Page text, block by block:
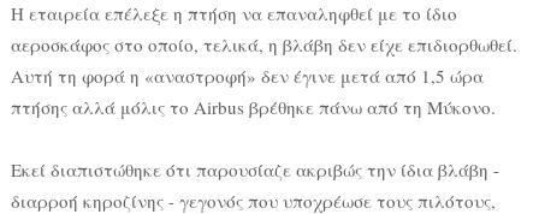
Η εταιρεία επέλεξε η πτήση να επαναληφθεί με το ίδιο
αεροσκάφος στο οποίο, τελικά, η βλάβη δεν είχε επιδιορθωθεί.
Αυτή τη φορά η «αναστροφή» δεν έγινε μετά από 1,5 ώρα
πτήσης αλλά μόλις το Airbus βρέθηκε πάνω από τη Μύκονο.
Εκεί διαπιστώθηκε ότι παρουσίαζε ακριβώς την ίδια βλάβη -
διαρροή κηροζίνης - γεγονός που υποχρέωσε τους πιλότους,